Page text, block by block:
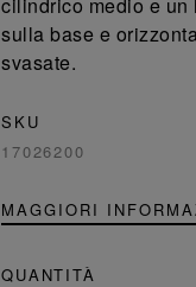
sulla base e
svasate.
SKU
17026200
MAGGIORI
QUANTITÀ